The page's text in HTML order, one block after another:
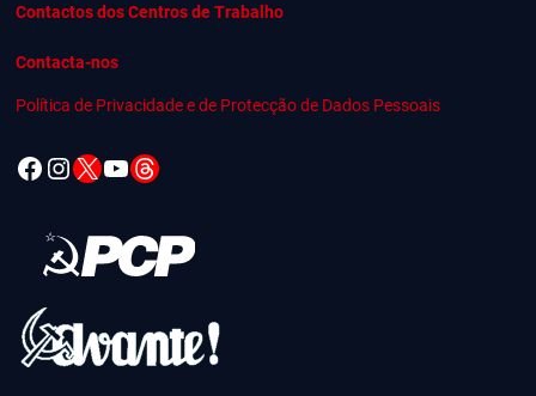
Contactos dos Centros de Trabalho
Contacta-nos
Política de Privacidade e de Protecção de Dados Pessoais
Facebook
Instagram
X YouTube
Threads